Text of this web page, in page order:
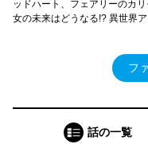
ッドハート、フェアリーのカ
女の未来はどうなる!? 異世界
フ
話の一覧